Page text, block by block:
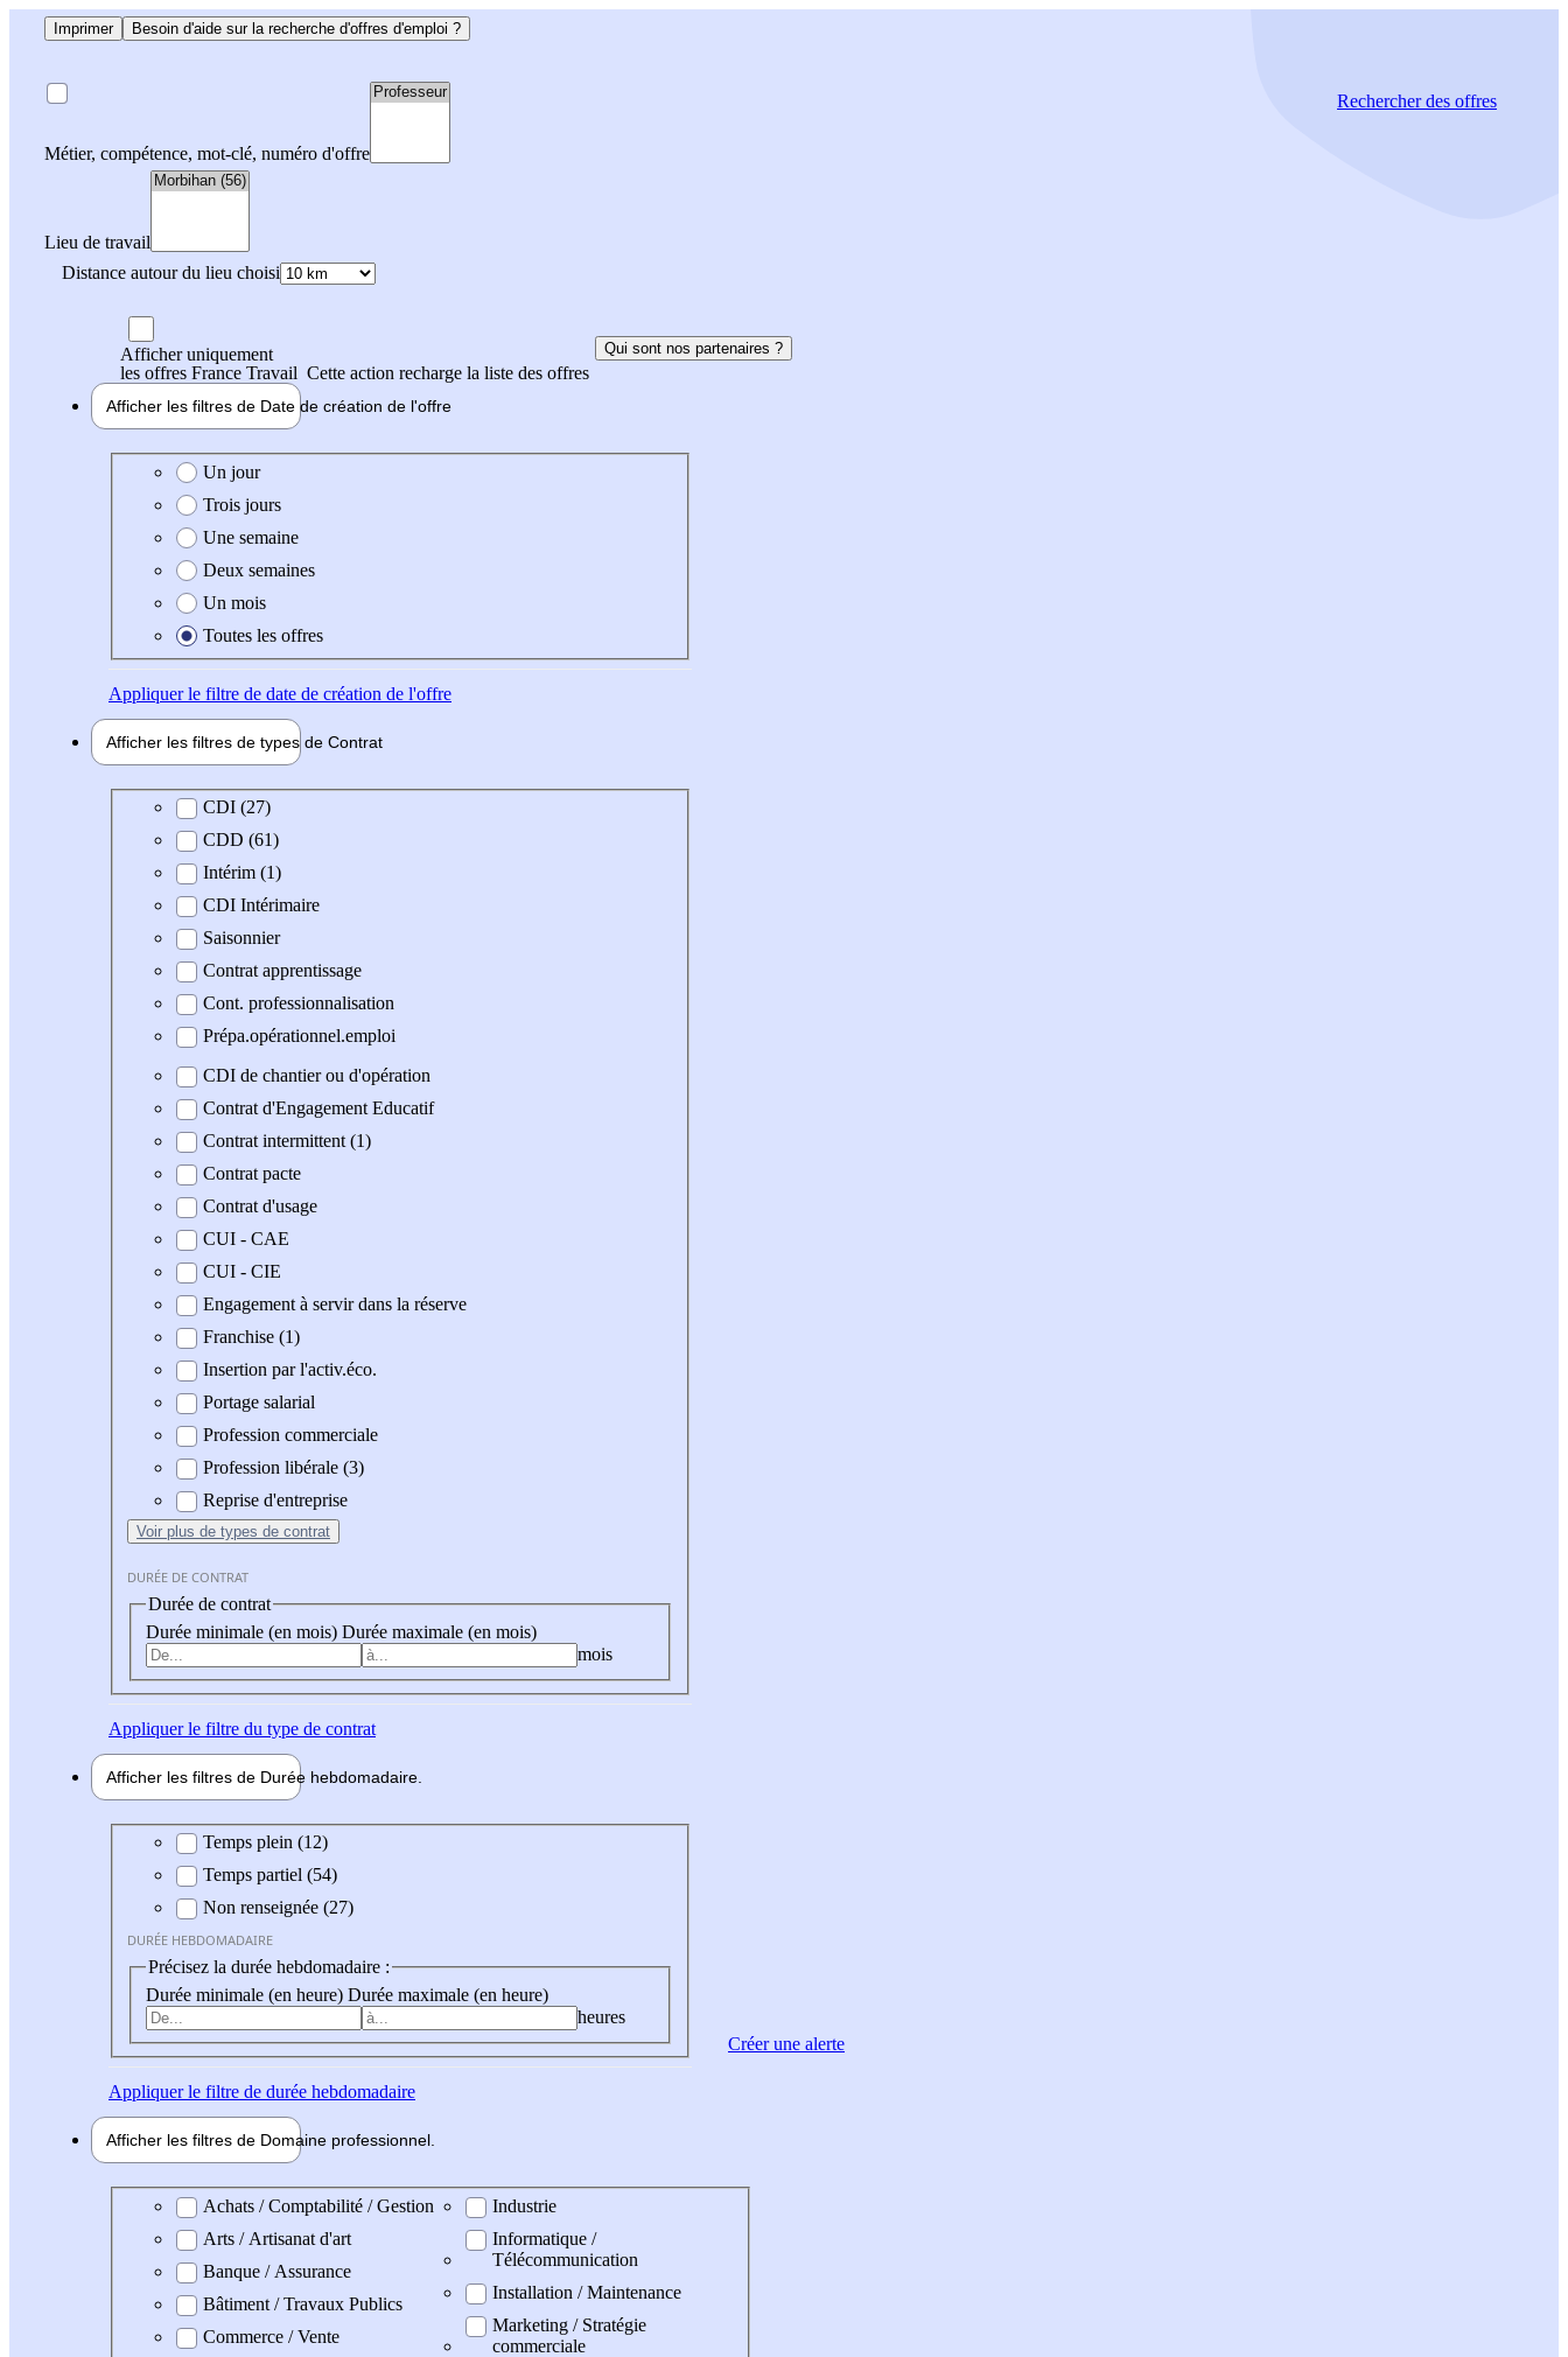
Imprimer Besoin d'aide sur la recherche d'offres d'emploi ?
Métier, compétence, mot-clé, numéro d'offre
Lieu de travail
Distance autour du lieu choisi
Rechercherdes offres
Afficher uniquement
les offres France Travail Cette action recharge la liste des offres
Qui sont nos partenaires ?
Afficher les filtres de Date de création de l'offre
Date de création de l'offre
Un jour
Trois jours
Une semaine
Deux semaines
Un mois
Toutes les offres
Appliquerle filtre de date de création de l'offre
Afficher les filtres de types de Contrat
Type de contratCDI (27)
CDD (61)
Intérim (1)
CDI Intérimaire
Saisonnier
Contrat apprentissage
Cont. professionnalisation
Prépa.opérationnel.emploi
CDI de chantier ou d'opération
Contrat d'Engagement Educatif
Contrat intermittent (1)
Contrat pacte
Contrat d'usage
CUI - CAE
CUI - CIE
Engagement à servir dans la réserve
Franchise (1)
Insertion par l'activ.éco.
Portage salarial
Profession commerciale
Profession libérale (3)
Reprise d'entreprise
Voir plus de types de contrat
DURÉE DE CONTRAT
Durée de contrat
Durée minimale (en mois) Durée maximale (en mois)
mois
Appliquerle filtre du type de contrat
Afficher les filtres de Durée hebdomadaire
Durée hebdomadaire
Temps plein (12)
Temps partiel (54)
Non renseignée (27)
DURÉE HEBDOMADAIRE
Précisez la durée hebdomadaire :
Durée minimale (en heure) Durée maximale (en heure)
heures
Appliquerle filtre de durée hebdomadaire
Afficher les filtres de Domaine professionnel
Domaine professionel
Achats / Comptabilité / Gestion
Arts / Artisanat d'art
Banque / Assurance
Bâtiment / Travaux Publics
Commerce / Vente
Industrie
Informatique /
Télécommunication
Installation / Maintenance
Marketing / Stratégie
commerciale
Créer une alerte